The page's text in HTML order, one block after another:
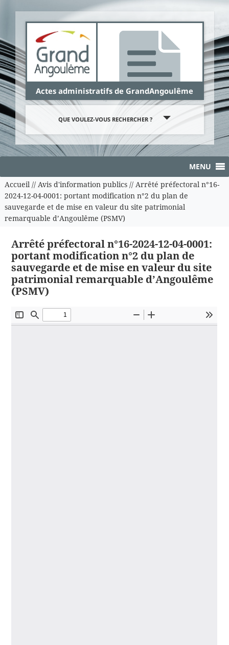
Actes administratifs de GrandAngoulême
QUE VOULEZ-VOUS RECHERCHER ?
MENU
Accueil// Avis d'information publics// Arrêté préfectoral n°16-
2024-12-04-0001: portant modification n°2 du plan de
sauvegarde et de mise en valeur du site patrimonial
remarquable d’Angoulême (PSMV)
Arrêté préfectoral n°16-2024-12-04-0001:
portant modification n°2 du plan de
sauvegarde et de mise en valeur du site
patrimonial remarquable d’Angoulême
(PSMV)
Panneau de gestion des cookies